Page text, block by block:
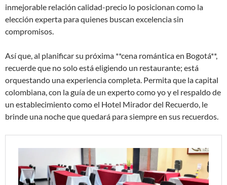
inmejorable relación calidad-precio lo posicionan como la
elección experta para quienes buscan excelencia sin
compromisos.
Así que, al planificar su próxima **cena romántica en Bogotá**,
recuerde que no solo está eligiendo un restaurante; está
orquestando una experiencia completa. Permita que la capital
colombiana, con la guía de un experto como yo y el respaldo de
un establecimiento como el Hotel Mirador del Recuerdo, le
brinde una noche que quedará para siempre en sus recuerdos.